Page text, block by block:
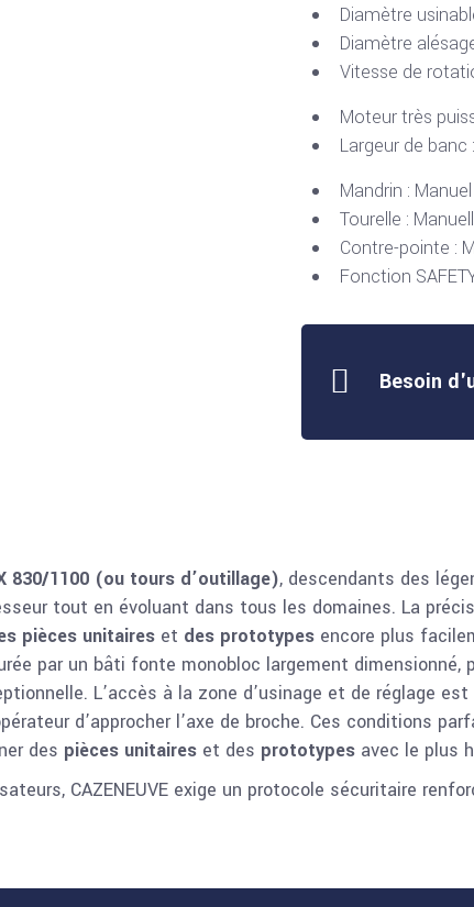
Diamètre
Diamètre
Vitesse de
Moteur très
Largeur de banc
Mandrin :
Tourelle :
Contre-pointe :
Fonction
Besoin
830/1100 (ou tours d’outillage), descendants des
tout en évoluant dans tous les domaines. La
pièces unitaires et des prototypes encore plus
par un bâti fonte monobloc largement
L’accès à la zone d’usinage et de réglage
d’approcher l’axe de broche. Ces conditions
des pièces unitaires et des prototypes avec le plus
CAZENEUVE exige un protocole sécuritaire